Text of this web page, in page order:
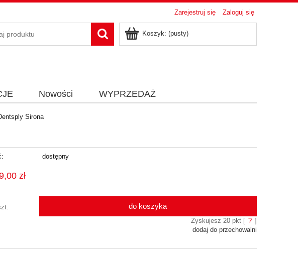
Zarejestruj się Zaloguj się
Koszyk: (pusty)
Nowości WYPRZEDAŻ
Sirona
dostępny
zł
do koszyka
Zyskujesz 20pkt [ ? ]
dodaj do przechowalni